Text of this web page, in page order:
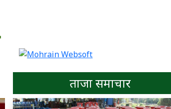
ताजा समाचार